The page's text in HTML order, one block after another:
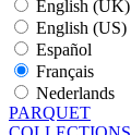
English (UK)
English (US)
Español
Français
Nederlands
PARQUET